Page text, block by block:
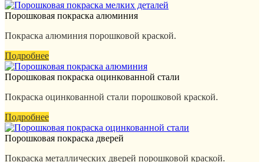
Порошковая покраска алюминия
Покраска алюминия порошковой краской.
Подробнее
Порошковая покраска оцинкованной стали
Покраска оцинкованной стали порошковой краской.
Подробнее
Порошковая покраска дверей
Покраска металлических дверей порошковой краской.